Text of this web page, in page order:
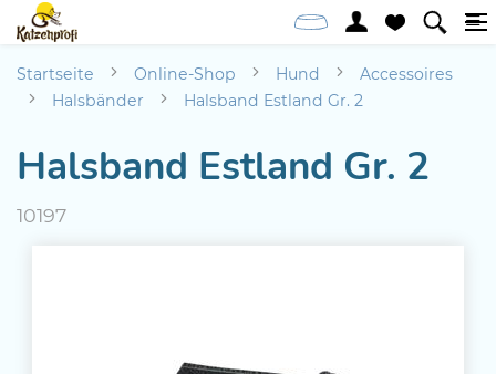
Startseite Online-Shop Hund
Accessoires
Halsbänder
Halsband Estland Gr. 2
Halsband Estland Gr. 2
10197